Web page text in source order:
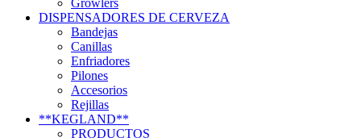
Growlers
DISPENSADORES DE CERVEZA
Bandejas
Canillas
Enfriadores
Pilones
Accesorios
Rejillas
**KEGLAND**
PRODUCTOS